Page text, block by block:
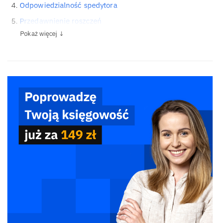
Odpowiedzialność spedytora
Przedawnienie roszczeń
Pokaż więcej ↓